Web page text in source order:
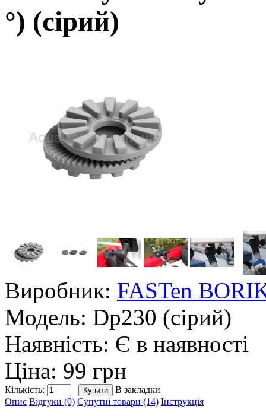
°) (сірий)
Виробник: FASTen
Модель: Dp230 (сірий)
Наявність: Є в наявності
Ціна: 99 грн
Кількість:
В закладки
Опис Відгуки (0) Супутні товари (14) Інструкція